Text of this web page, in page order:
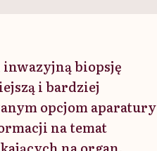
biopsję
i bardziej
opcjom aparatury
na temat